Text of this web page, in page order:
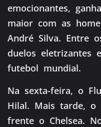
emocionantes,
maior com as
André Silva. Entre
duelos eletrizantes
futebol mundial.
Na sexta-feira, o
Hilal. Mais tarde, o
frente o Chelsea.